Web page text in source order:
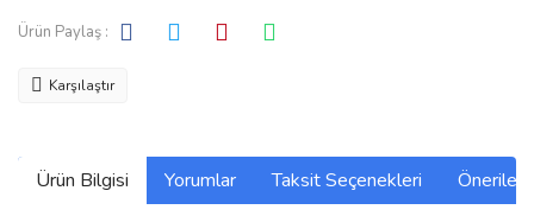
Ürün Paylaş :
Karşılaştır
Ürün Bilgisi Yorumlar Taksit Seçenekleri